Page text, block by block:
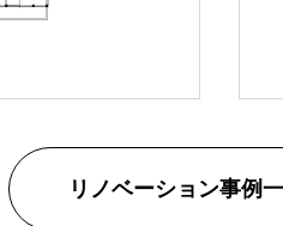
リノベーション事例